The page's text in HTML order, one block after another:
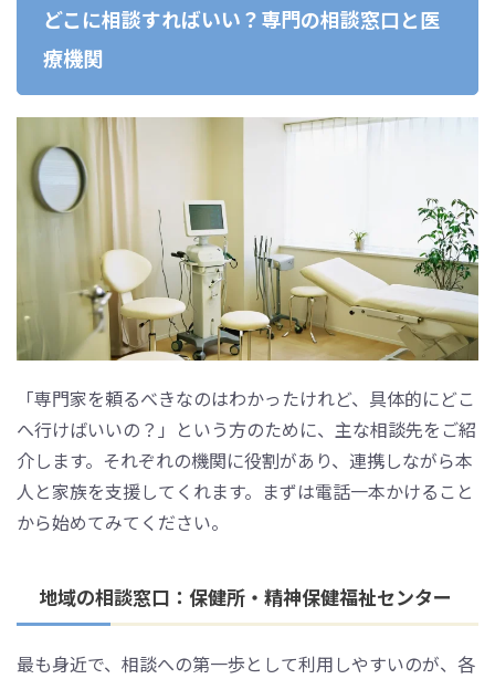
どこに相談すればいい？専門の相談窓口と医
療機関
「専門家を頼るべきなのはわかったけれど、具体的にどこ
へ行けばいいの？」という方のために、主な相談先をご紹
介します。それぞれの機関に役割があり、連携しながら本
人と家族を支援してくれます。まずは電話一本かけること
から始めてみてください。
地域の相談窓口：保健所・精神保健福祉センター
最も身近で、相談への第一歩として利用しやすいのが、各